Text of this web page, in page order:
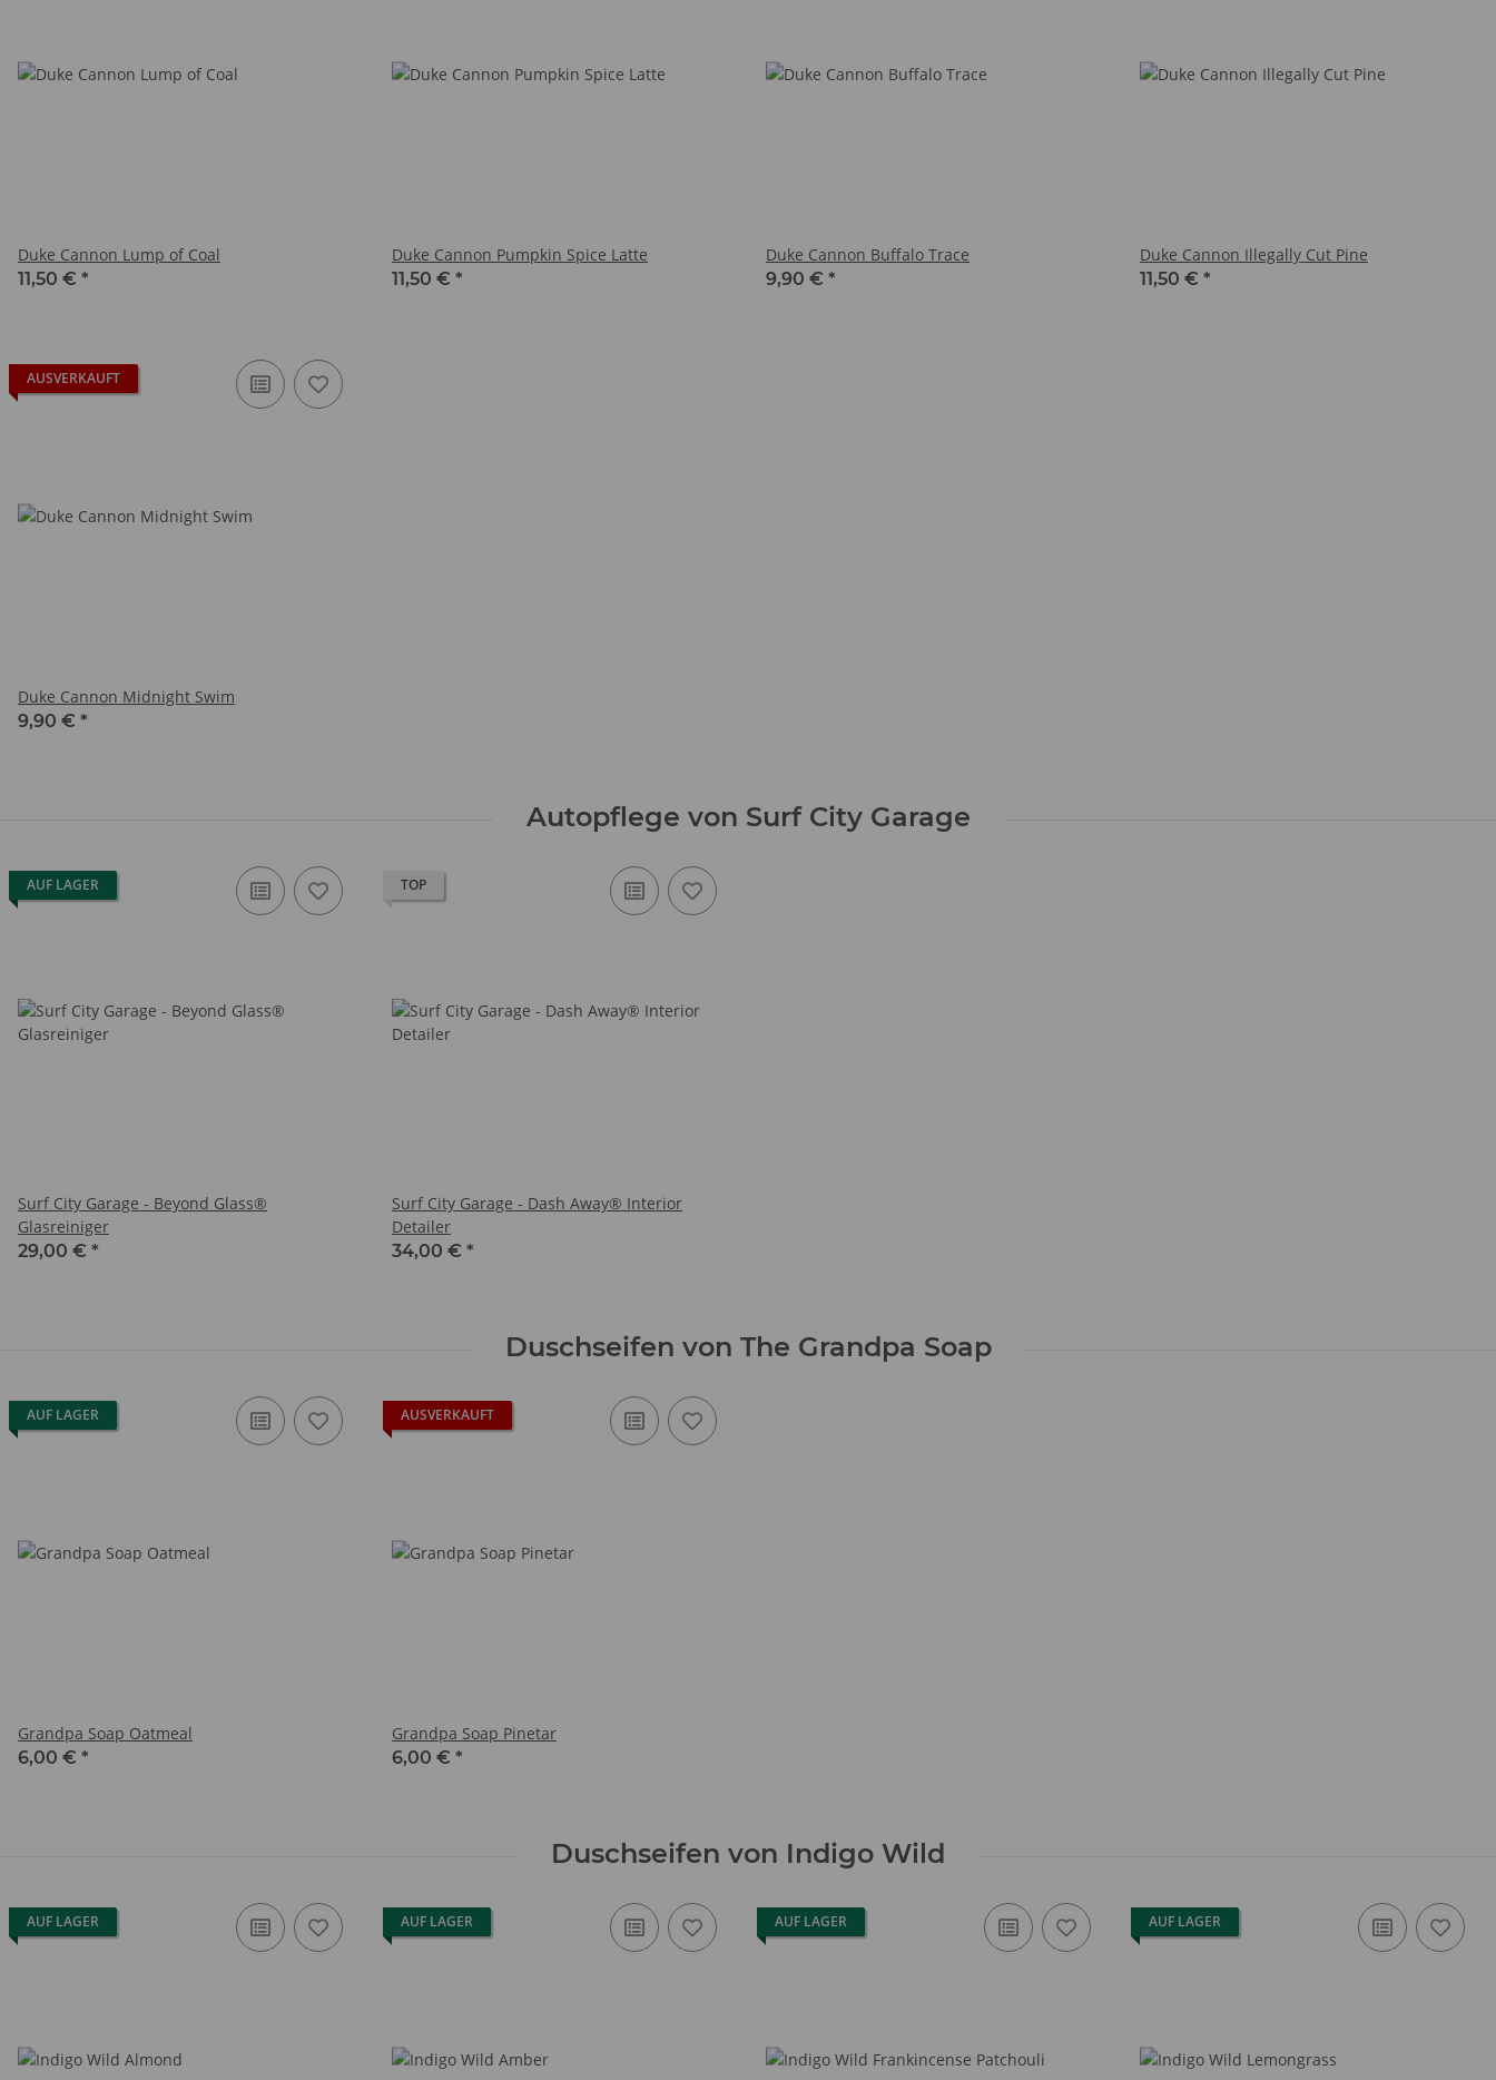
Duke Cannon Lump of Coal
11,50 € *
Duke Cannon Pumpkin Spice Latte
11,50 € *
Duke Cannon Buffalo Trace
9,90 € *
Duke Cannon Illegally Cut Pine
11,50 € *
AUSVERKAUFT
Duke Cannon Midnight Swim
9,90 € *
Autopflege von Surf City Garage
AUF LAGER
Surf City Garage - Beyond Glass®
Glasreiniger
29,00 € *
TOP
Surf City Garage - Dash Away® Interior
Detailer
34,00 € *
Duschseifen von The Grandpa Soap
AUF LAGER
Grandpa Soap Oatmeal
6,00 € *
AUSVERKAUFT
Grandpa Soap Pinetar
6,00 € *
Duschseifen von Indigo Wild
AUF LAGER AUF LAGER AUF LAGER AUF LAGER